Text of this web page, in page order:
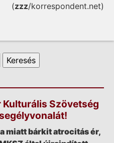
(zzz/korrespondent.net)
Szövetség
miatt bárkit atrocitás ér,